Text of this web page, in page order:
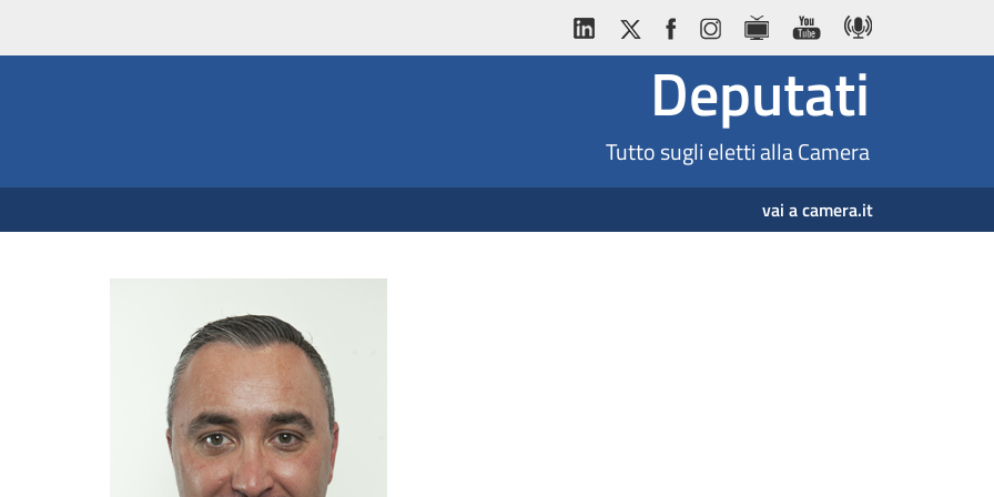
Deputati
Tutto sugli eletti alla Camera
vai a camera.it